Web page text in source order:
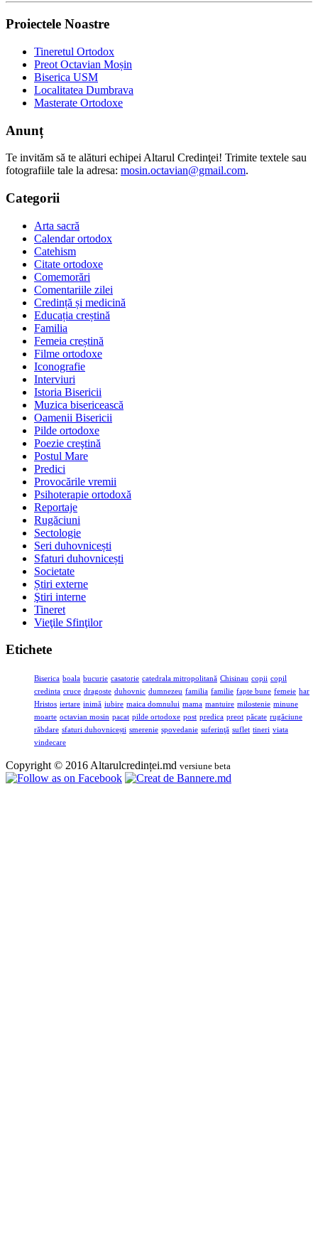
Proiectele Noastre
Tineretul Ortodox
Preot Octavian Moșin
Biserica USM
Localitatea Dumbrava
Masterate Ortodoxe
Anunț
Te invităm să te alături echipei Altarul Credinţei! Trimite textele sau
fotografiile tale la adresa: mosin.octavian@gmail.com.
Categorii
Arta sacră
Calendar ortodox
Catehism
Citate ortodoxe
Comemorări
Comentariile zilei
Credință și medicină
Educația creștină
Familia
Femeia creștină
Filme ortodoxe
Iconografie
Interviuri
Istoria Bisericii
Muzica bisericească
Oamenii Bisericii
Pilde ortodoxe
Poezie creştină
Postul Mare
Predici
Provocările vremii
Psihoterapie ortodoxă
Reportaje
Rugăciuni
Sectologie
Seri duhovnicești
Sfaturi duhovnicești
Societate
Știri externe
Ştiri interne
Tineret
Vieţile Sfinţilor
Etichete
Biserica boala bucurie casatorie catedrala mitropolitană Chisinau copii copil
credinta cruce dragoste duhovnic dumnezeu familia familie fapte bune femeie har
Hristos iertare inimă iubire maica domnului mama mantuire milostenie minune
moarte octavian mosin pacat pilde ortodoxe post predica preot păcate rugăciune
răbdare sfaturi duhovnicești smerenie spovedanie suferinţă suflet tineri viata
vindecare
Copyright © 2016 Altarulcredinței.md versiune beta